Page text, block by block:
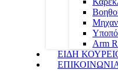
Arm
ΕΙΔΗ